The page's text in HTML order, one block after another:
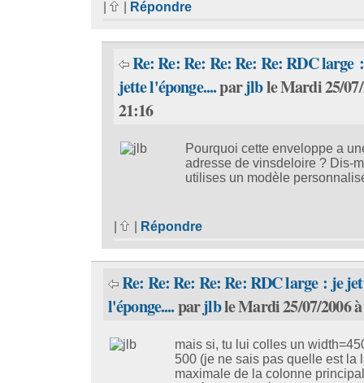
Répondre
Re: Re: Re: Re: Re: Re: RDC large
jette l'éponge....parjlble Mardi 25/
21:16
Pourquoi cette enveloppe a
adresse de vinsdeloire ? Dis-
utilises un modèle
Répondre
Re: Re: Re: Re: Re: RDC large : je
l'éponge....parjlble Mardi 25/07/2006
mais si, tu lui colles un
500 (je ne sais pas quelle est la
maximale de la colonne